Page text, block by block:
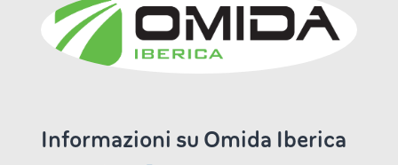
Informazioni su Omida Iberica